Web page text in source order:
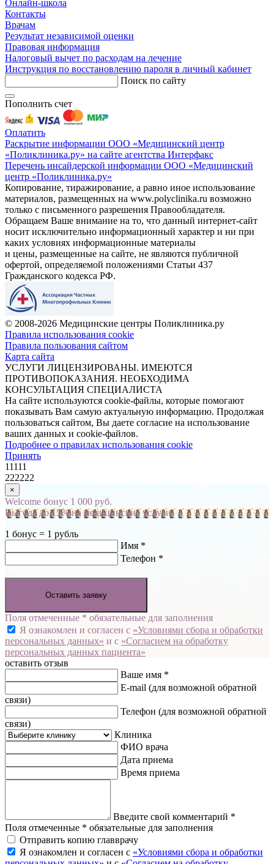
Онлайн-школа
Контакты
Врачам
Результат независимой оценки
Правовая информация
Налоговый вычет по расходам на лечение
Инструкция по восстановлению пароля в личный кабинет
Поиск по сайту
Пополнить счет
Оплатить
Раскрытие информации ООО «Медицинский центр
«Поликлиника.ру» на сайте агентства Интерфакс
Перечень инсайдерской информации ООО «Медицинский
центр «Поликлиника.ру»
Копирование, тиражирование, а равно иное использование
материалов, размещенных на www.polyclinika.ru возможно
только с письменного разрешения Правообладателя.
Обращаем Ваше внимание на то, что данный интернет-сайт
носит исключительно информационный характер и ни при
каких условиях информационные материалы
и цены, размещенные на сайте, не являются публичной
офертой, определяемой положениями Статьи 437
Гражданского кодекса РФ.
© 2008-2026 Медицинские центры Поликлиника.ру
Правила использования cookie
Правила пользования сайтом
Карта сайта
УСЛУГИ ЛИЦЕНЗИРОВАНЫ. ИМЕЮТСЯ
ПРОТИВОПОКАЗАНИЯ. НЕОБХОДИМА
КОНСУЛЬТАЦИЯ СПЕЦИАЛИСТА
На сайте используются cookie-файлы, которые помогают
показывать Вам самую актуальную информацию. Продолжая
пользоваться сайтом, Вы даете согласие на использование
ваших данных и cookie-файлов.
Подробнее о правилах использования cookie
Принять
11111
222222
×
Welcome бонус 1 000 руб.
Выгода до 15% на медицинские услуги
1 бонус = 1 рубль
Имя *
Телефон *
Оставить заявку
Поля отмеченные * обязательные для заполнения
Я ознакомлен и согласен с «Условиями сбора и обработки
персональных данных» и с «Согласием на обработку
персональных данных пациента»
оставить отзыв
Ваше имя *
E-mail (для возможной обратной
связи)
Телефон (для возможной обратной
связи)
Клиника
ФИО врача
Дата приема
Время приема
Введите свой комментарий *
Поля отмеченные * обязательные для заполнения
Отправить копию главврачу
Я ознакомлен и согласен с «Условиями сбора и обработки